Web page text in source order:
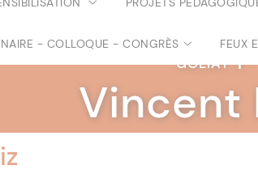
- COLLOQUE - CONGRÈS FEUX
GOLIAT|
Vincent